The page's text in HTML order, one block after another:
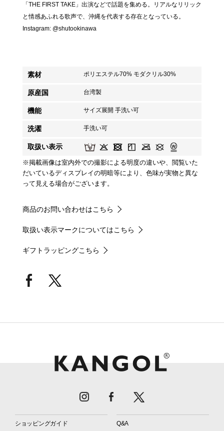
「THE FIRST TAKE」出演などで話題を集める。リアルなリリック
と情感あふれる歌声で、沖縄を代表する存在となっている。
Instagram: @shutookinawa
素材 ポリエステル70% モダクリル30%
原産国 台湾製
機能 サイズ展開 手洗い可
洗濯 手洗い可
取扱い表示
※掲載画像は室内外での撮影による明度の違いや、閲覧いた
だいているディスプレイの明暗等により、色味が実物と異な
って見える場合がございます。
商品のお問い合わせはこちら
取扱い表示マークについてはこちら
ギフトラッピングこちら
ショッピングガイド Q&A